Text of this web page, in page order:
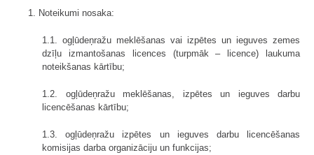
1. Noteikumi nosaka:
1.1. ogļūdeņražu meklēšanas vai izpētes un ieguves zemes
dzīļu izmantošanas licences (turpmāk – licence) laukuma
noteikšanas kārtību;
1.2. ogļūdeņražu meklēšanas, izpētes un ieguves darbu
licencēšanas kārtību;
1.3. ogļūdeņražu izpētes un ieguves darbu licencēšanas
komisijas darba organizāciju un funkcijas;